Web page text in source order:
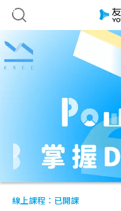
線上課程： 已開課